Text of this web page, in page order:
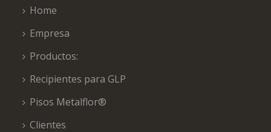
Home
Empresa
Productos:
Recipientes para GLP
Pisos Metalflor®
Clientes